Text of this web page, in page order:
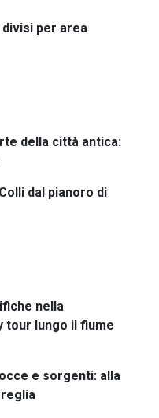
per area
della città antica:
dal pianoro di
nella
tour lungo il fiume
e sorgenti: alla